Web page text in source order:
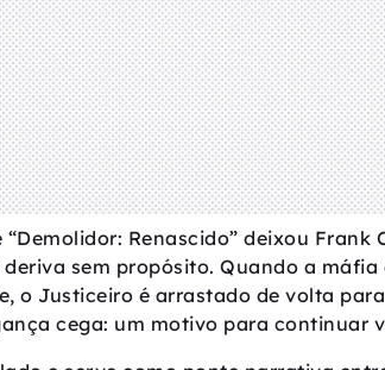
Renascido” deixou Frank
sem propósito. Quando a máfia
o Justiceiro é arrastado de volta
cega: um motivo para continuar